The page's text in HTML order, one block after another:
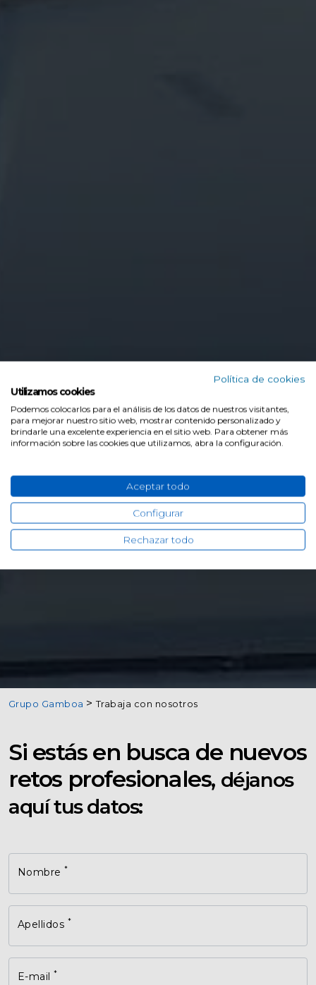
Grupo Gamboa Trabaja con nosotros
Si estás en busca de nuevos
retos profesionales, déjanos
aquí tus datos:
Nombre*
Apellidos *
E-mail*
Política de cookies
Utilizamos cookies
Podemos colocarlos para el análisis de los datos de nuestros visitantes,
para mejorar nuestro sitio web, mostrar contenido personalizado y
brindarle una excelente experiencia en el sitio web. Para obtener más
información sobre las cookies que utilizamos, abra la configuración.
Aceptar todo
Configurar
Rechazar todo